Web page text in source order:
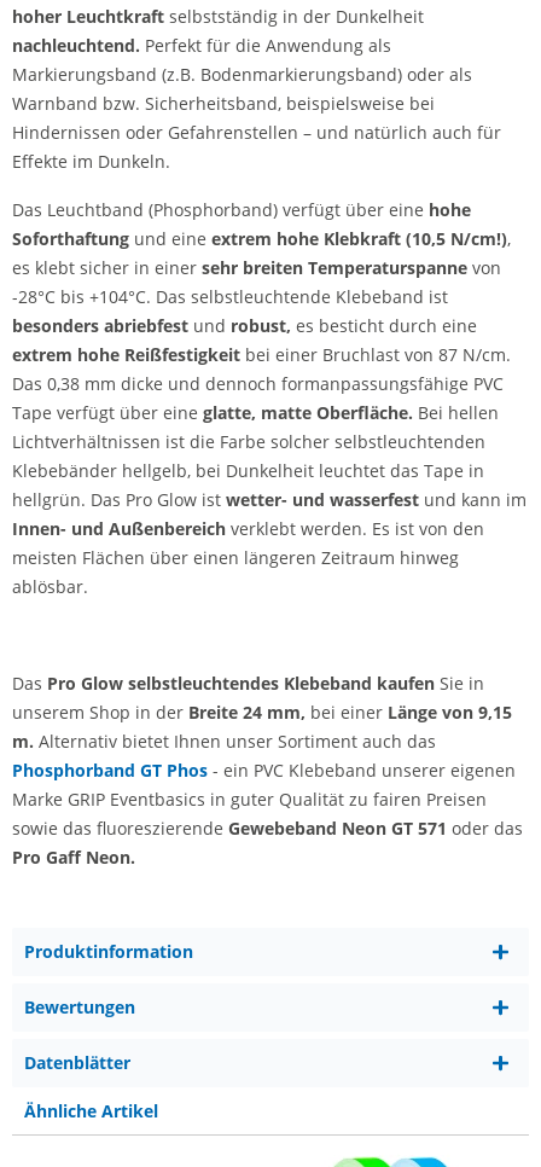
hoher Leuchtkraft selbstständig in der Dunkelheit
nachleuchtend. Perfekt für die Anwendung als
Markierungsband (z.B. Bodenmarkierungsband) oder als
Warnband bzw. Sicherheitsband, beispielsweise bei
Hindernissen oder Gefahrenstellen – und natürlich auch für
Effekte im Dunkeln.
Das Leuchtband (Phosphorband) verfügt über eine hohe
Soforthaftung und eine extrem hohe Klebkraft (10,5 N/cm!),
es klebt sicher in einer sehr breiten Temperaturspanne von
-28°C bis +104°C. Das selbstleuchtende Klebeband ist
besonders abriebfest und robust, es besticht durch eine
extrem hohe Reißfestigkeit bei einer Bruchlast von 87 N/cm.
Das 0,38 mm dicke und dennoch formanpassungsfähige PVC
Tape verfügt über eine glatte, matte Oberfläche. Bei hellen
Lichtverhältnissen ist die Farbe solcher selbstleuchtenden
Klebebänder hellgelb, bei Dunkelheit leuchtet das Tape in
hellgrün. Das Pro Glow ist wetter- und wasserfest und kann im
Innen- und Außenbereich verklebt werden. Es ist von den
meisten Flächen über einen längeren Zeitraum hinweg
ablösbar.
Das Pro Glow selbstleuchtendes Klebeband kaufen Sie in
unserem Shop in der Breite 24 mm, bei einer Länge von 9,15
m. Alternativ bietet Ihnen unser Sortiment auch das
Phosphorband GT Phos - ein PVC Klebeband unserer eigenen
Marke GRIP Eventbasics in guter Qualität zu fairen Preisen
sowie das fluoreszierende Gewebeband Neon GT 571 oder das
Pro Gaff Neon.
Produktinformation
Bewertungen
Datenblätter
Ähnliche Artikel